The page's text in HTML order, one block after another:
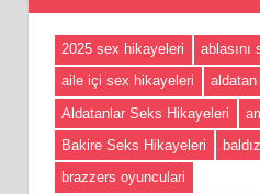
2025 sex hikayeleri
ablasını
aile içi sex hikayeleri
Aldatanlar Seks Hikayeleri
Bakire Seks Hikayeleri
brazzers oyunculari